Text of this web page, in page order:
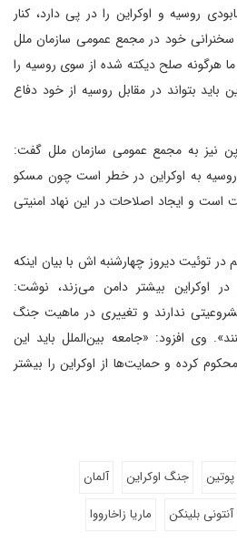
روسیه و اوکراین را در پی دارد، کنار
خود در مجمع عمومی سازمان ملل
هرگونه صلح دیکته شده از سوی روسیه را
باید بتواند در مقابل روسیه از خود دفاع
نیز به مجمع عمومی سازمان ملل گفت:
روسیه به اوکراین در خطر است چون مسکو
است و ایجاد اصلاحات در این نهاد امنیتی
در توئیت دیروز چهارشنبه اش با بیان اینکه
اوکراین بیشتر دامن می‌زند، نوشت:
ندارند و تغییری در ماهیت جنگ
وی افزود: «جامعه بین‌الملل باید این
کرده و حمایت‌ها از اوکراین را بیشتر
پوتین جنگ اوکراین
آلمان
آنتونی بلینکن ماریا زاخارووا